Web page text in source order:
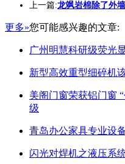
上一篇:龙飒岩棉除了外
更多»您可能感兴趣的文章:
广州明慧科研级荧光
新型高效重型细碎机
美阁门窗荣获铝门窗
级
青岛办公家具专业设
闪光对焊机之液压系